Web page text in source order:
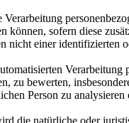
Verarbeitung
können, sofern diese
nicht einer identifizierten
Verarbeitung
zu bewerten,
Person zu analysieren